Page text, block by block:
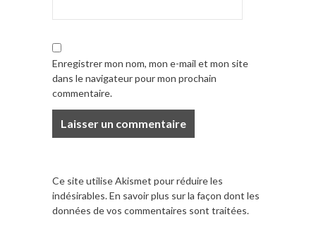
Enregistrer mon nom, mon e-mail et mon site
dans le navigateur pour mon prochain
commentaire.
Ce site utilise Akismet pour réduire les
indésirables.En savoir plus sur la façon dont les
données de vos commentaires sont traitées.